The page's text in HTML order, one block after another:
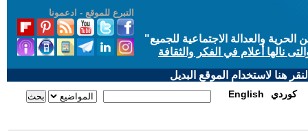
التبرع للموقع - ادعمونا
والعدالة الاجتماعية للجميع"
نالها أعلام في الفكر والثقافة
هنا لاستخدام الموقع البديل
English كوردي